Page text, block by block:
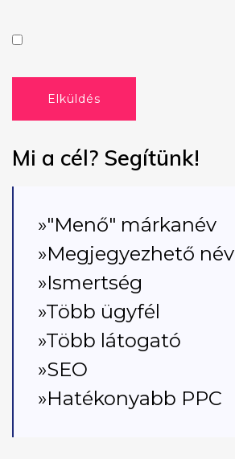
Elküldés
Mi a cél? Segítünk!
»"Menő" márkanév
»Megjegyezhető név
»Ismertség
»Több ügyfél
»Több látogató
»SEO
»Hatékonyabb PPC